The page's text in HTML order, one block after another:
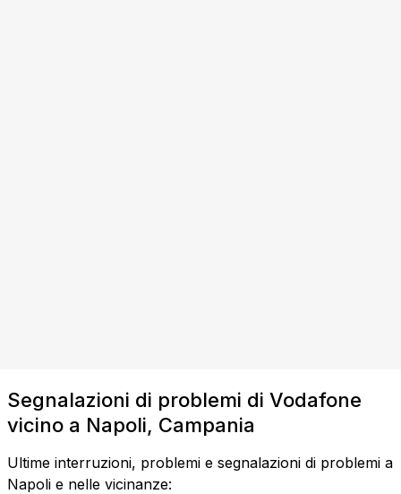
Segnalazioni di problemi di Vodafone
vicino a Napoli, Campania
Ultime interruzioni, problemi e segnalazioni di problemi a
Napoli e nelle vicinanze: